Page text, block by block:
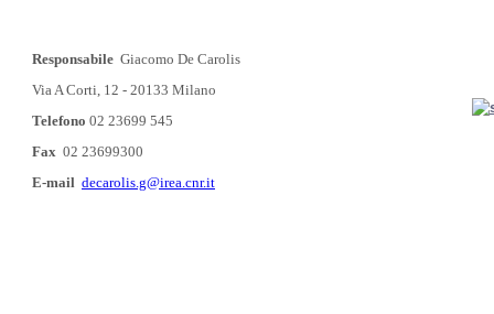
Responsabile Giacomo De Carolis
Via A Corti, 12 - 20133 Milano
Telefono 02 23699 545
Fax 02 23699300
E-mail decarolis.g@irea.cnr.it